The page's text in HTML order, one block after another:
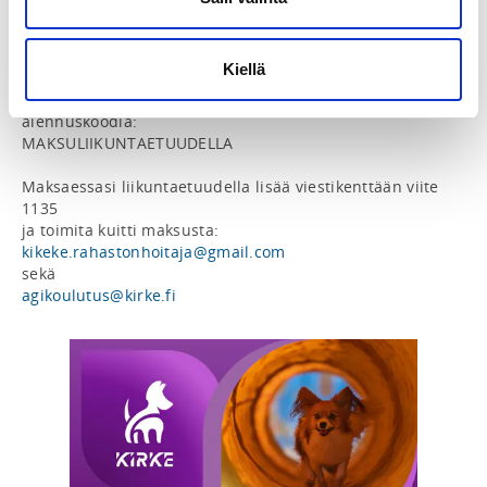
Kiellä
myös liikuntaetuuksilla
Smartum, E-passi ja Edenred verkko-/mobiilimaksut.
Jos maksat liikuntaetuuksilla, niin käytä ilmoittautuessa
alennuskoodia:
MAKSULIIKUNTAETUUDELLA
Maksaessasi liikuntaetuudella lisää viestikenttään viite
1135
kikeke.rahastonhoitaja@gmail.com
agikoulutus@kirke.fi